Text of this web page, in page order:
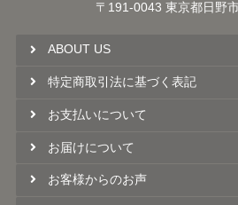
〒191-0043 東京都日野
ABOUT US
特定商取引法に基づく表記
お支払いについて
お届けについて
お客様からのお声